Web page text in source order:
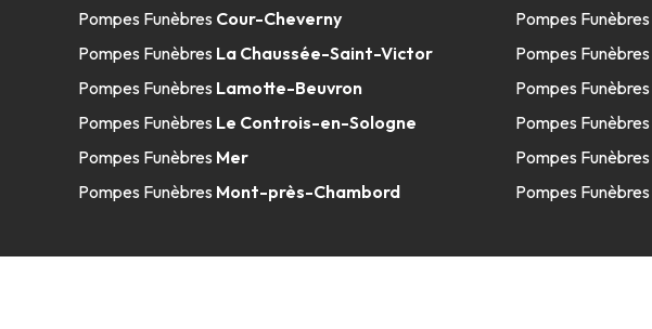
Pompes Funèbres Cour-Cheverny
Pompes Funèbres La Chaussée-Saint-Victor
Pompes Funèbres Lamotte-Beuvron
Pompes Funèbres Le Controis-en-Sologne
Pompes Funèbres Mer
Pompes Funèbres Mont-près-Chambord
Pompes Funèbres
Pompes Funèbres
Pompes Funèbres
Pompes Funèbres
Pompes Funèbres
Pompes Funèbres